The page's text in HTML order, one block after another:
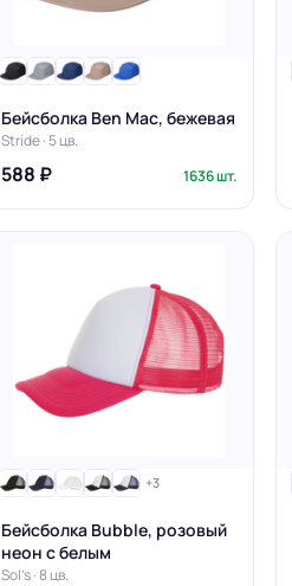
Бейсболка Ben Mac, бежевая
Stride · 5 цв.
588 ₽ 1636 шт.
+3
Бейсболка Bubble, розовый
неон с белым
Sol's · 8 цв.